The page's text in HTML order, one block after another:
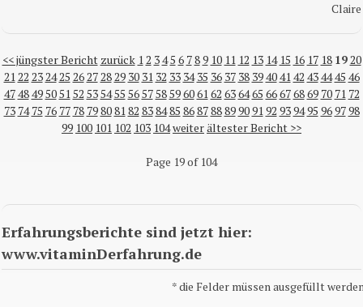
Claire
<< jüngster Bericht zurück 12 345 6 789 10 11 12 13 14 15 16 17 18 1920
2122 232425 26272829 30 31 32 33 34 35 36 37 38 39404142 434445 46
474849505152 535455 56575859606162 636465 66676869 70 71 72
73 74 75 76 77 78 79808182 838485 86878889909192 939495 969798
99 100 101 102 103 104weiterältester Bericht >>
Page 19 of 104
Erfahrungsberichte sind jetzt hier:
www.vitaminDerfahrung.de
*die Felder müssen ausgefüllt